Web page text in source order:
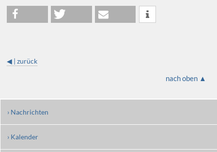
◀ | zurück
nach oben ▲
› Nachrichten
› Kalender